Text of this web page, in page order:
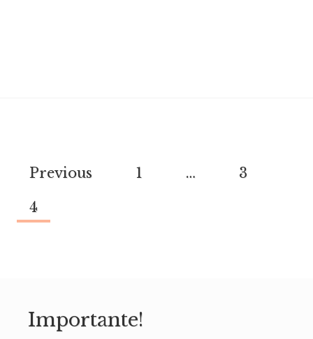
navigation
Previous 1 … 3
4
Importante!